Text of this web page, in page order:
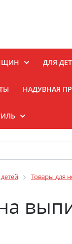
ДЛЯ
НАДУВНАЯ
Товары для